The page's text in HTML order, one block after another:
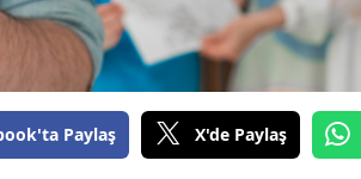
Çankırı
Çorum
Denizli
Diyarbakır
Paylaş X'de Paylaş